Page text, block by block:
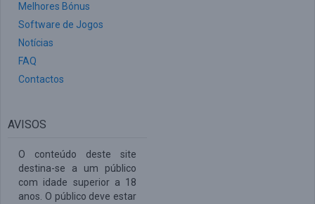
Melhores Bónus
Software de Jogos
Notícias
FAQ
Contactos
AVISOS
O conteúdo deste site
destina-se a um público
com idade superior a 18
anos. O público deve estar